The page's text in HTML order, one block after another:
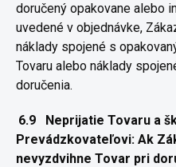
doručený opakovane alebo
uvedené v objednávke,
náklady spojené s
Tovaru alebo náklady
doručenia.
6.9
Neprijatie Tovaru a
Prevádzkovateľovi: Ak
nevyzdvihne Tovar pri